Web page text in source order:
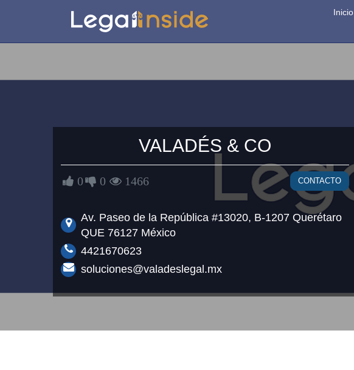
Inicio
VALADÉS & CO
0 0 1466 CONTACTO
Av. Paseo de la República #13020, B-1207 Querétaro
QUE 76127 México
4421670623
soluciones@valadeslegal.mx